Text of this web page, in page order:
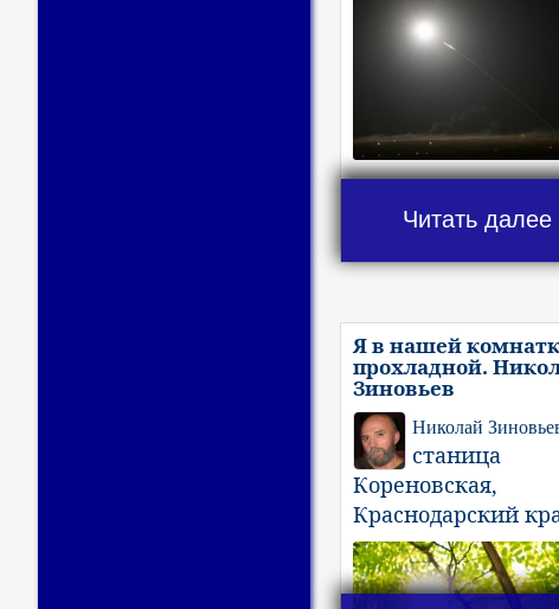
Читать далее
Я в нашей
прохладной.
Зиновьев
Николай
станица
Кореновская,
Краснодарский